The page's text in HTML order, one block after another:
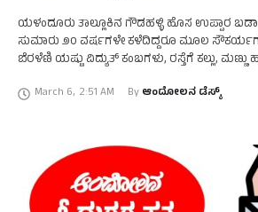
ಯಳಂದೂರು ತಾಲ್ಲೂಕಿನ ಗೌಡಹಳ್ಳಿ ಹೊಸ ಉಪ್ಪಾರ
ಸುಮಾರು ೨೦ ವರ್ಷಗಳೇ ಕಳೆದಿದ್ದರೂ ಮೂಲ
ಬೆರಳೆಣಿ ಯಷ್ಟು ವಿದ್ಯುತ್ ಕಂಬಗಳು, ರಸ್ತೆಗೆ ಕಲ್ಲು, ಮಣ್ಣು
March 6, 2:51 AM By ಆಂದೋಲನ ಡೆಸ್ಕ್